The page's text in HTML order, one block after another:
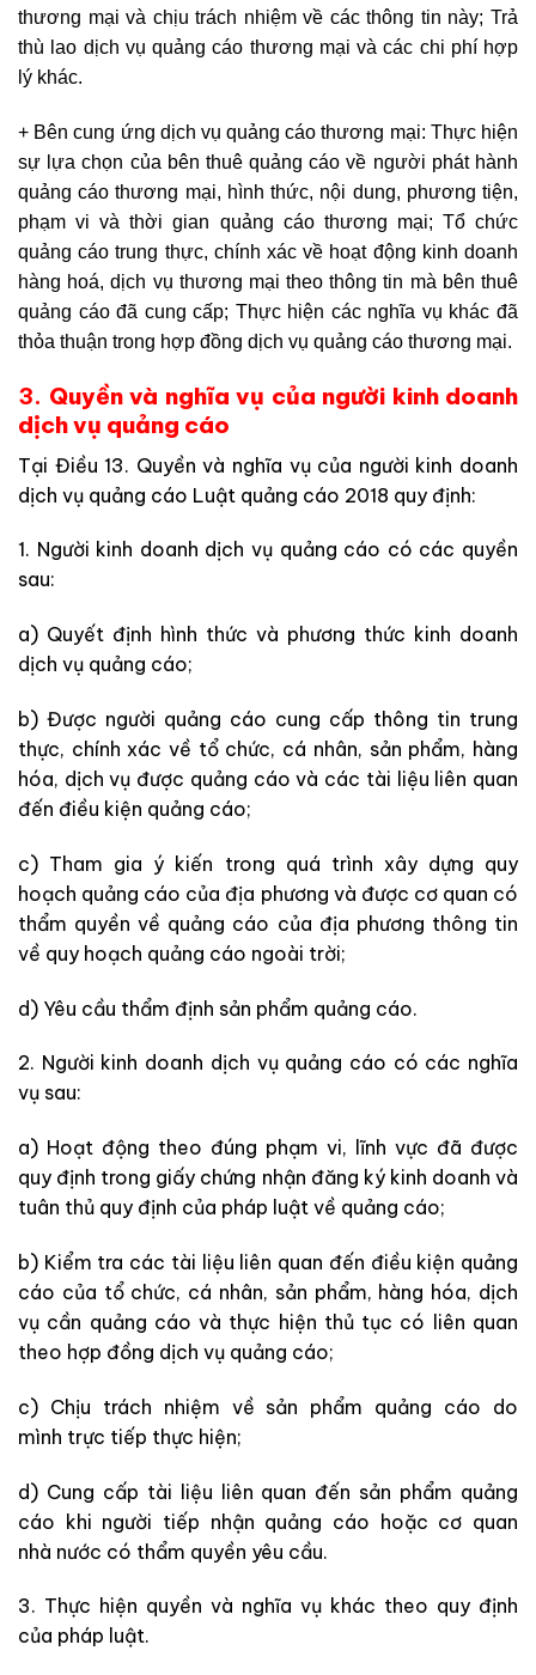
thương mại và chịu trách nhiệm về các thông tin này; Trả
thù lao dịch vụ quảng cáo thương mại và các chi phí hợp
lý khác.
+ Bên cung ứng dịch vụ quảng cáo thương mại: Thực hiện
sự lựa chọn của bên thuê quảng cáo về người phát hành
quảng cáo thương mại, hình thức, nội dung, phương tiện,
phạm vi và thời gian quảng cáo thương mại; Tổ chức
quảng cáo trung thực, chính xác về hoạt động kinh doanh
hàng hoá, dịch vụ thương mại theo thông tin mà bên thuê
quảng cáo đã cung cấp; Thực hiện các nghĩa vụ khác đã
thỏa thuận trong hợp đồng dịch vụ quảng cáo thương mại.
3. Quyền và nghĩa vụ của người kinh doanh
dịch vụ quảng cáo
Tại Điều 13. Quyền và nghĩa vụ của người kinh doanh
dịch vụ quảng cáo Luật quảng cáo 2018 quy định:
1. Người kinh doanh dịch vụ quảng cáo có các quyền
sau:
a) Quyết định hình thức và phương thức kinh doanh
dịch vụ quảng cáo;
b) Được người quảng cáo cung cấp thông tin trung
thực, chính xác về tổ chức, cá nhân, sản phẩm, hàng
hóa, dịch vụ được quảng cáo và các tài liệu liên quan
đến điều kiện quảng cáo;
c) Tham gia ý kiến trong quá trình xây dựng quy
hoạch quảng cáo của địa phương và được cơ quan có
thẩm quyền về quảng cáo của địa phương thông tin
về quy hoạch quảng cáo ngoài trời;
d) Yêu cầu thẩm định sản phẩm quảng cáo.
2. Người kinh doanh dịch vụ quảng cáo có các nghĩa
vụ sau:
a) Hoạt động theo đúng phạm vi, lĩnh vực đã được
quy định trong giấy chứng nhận đăng ký kinh doanh và
tuân thủ quy định của pháp luật về quảng cáo;
b) Kiểm tra các tài liệu liên quan đến điều kiện quảng
cáo của tổ chức, cá nhân, sản phẩm, hàng hóa, dịch
vụ cần quảng cáo và thực hiện thủ tục có liên quan
theo hợp đồng dịch vụ quảng cáo;
c) Chịu trách nhiệm về sản phẩm quảng cáo do
mình trực tiếp thực hiện;
d) Cung cấp tài liệu liên quan đến sản phẩm quảng
cáo khi người tiếp nhận quảng cáo hoặc cơ quan
nhà nước có thẩm quyền yêu cầu.
3. Thực hiện quyền và nghĩa vụ khác theo quy định
của pháp luật.